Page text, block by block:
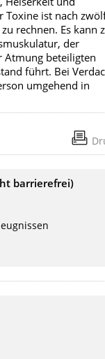
Toxine ist nach
rechnen. Es kann
der
Atmung beteiligten
führt. Bei
umgehend in
barrierefrei)